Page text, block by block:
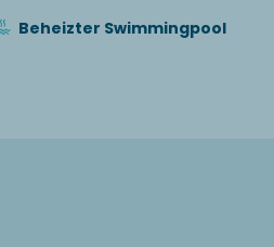
Beheizter Swimmingpool